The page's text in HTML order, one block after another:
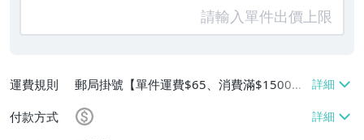
運費規則
郵局掛號【單件運費$65、消費滿$1500免
運費】
付款方式